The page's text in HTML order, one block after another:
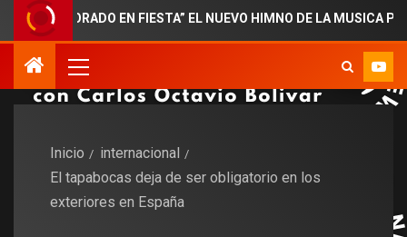
EN FIESTA” EL NUEVO HIMNO DE LA MUSICA
Inicio
internacional
El tapabocas deja de ser obligatorio en los
exteriores en España